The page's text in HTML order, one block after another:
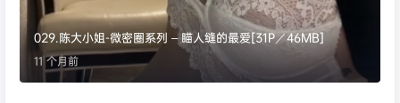
029.陈大小姐-微密圈系列 – 瞄人缝的最爱[31P／46MB]
11 个月前